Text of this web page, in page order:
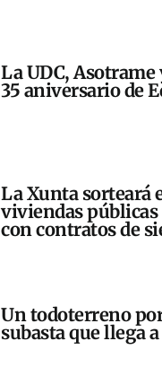
La UDC,
35 aniversario de
La Xunta sorteará
viviendas
con contratos de
Un todoterreno
subasta que llega